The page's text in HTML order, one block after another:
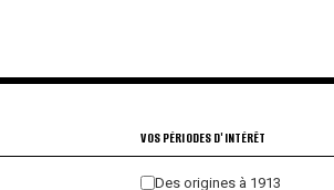
VOS PÉRIODES D'INTÉRÊT
Des origines à 1913